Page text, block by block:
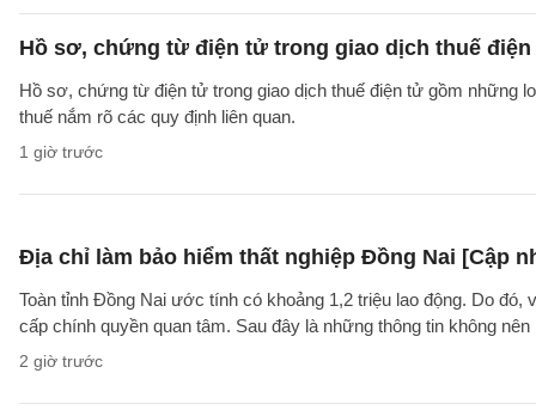
Hồ sơ, chứng từ điện tử trong giao dịch thuế điện
Hồ sơ, chứng từ điện tử trong giao dịch thuế điện tử gồm những
thuế nắm rõ các quy định liên quan.
1 giờ trước
Địa chỉ làm bảo hiểm thất nghiệp Đồng Nai [Cập
Toàn tỉnh Đồng Nai ước tính có khoảng 1,2 triệu lao động. Do
cấp chính quyền quan tâm. Sau đây là những thông tin không
2 giờ trước